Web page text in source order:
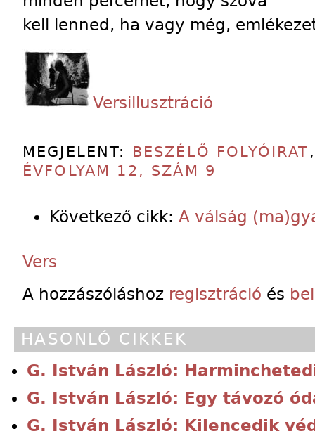
kell lenned, ha vagy még,
Versillusztráció
MEGJELENT: BESZÉLŐ FOLYÓIRAT
ÉVFOLYAM 12, SZÁM 9
Következő cikk: A válság
Vers
A hozzászóláshoz regisztráció és
HASONLÓ CIKKEK
G. István László:
G. István László: Egy távozó
G. István László: Kilencedik